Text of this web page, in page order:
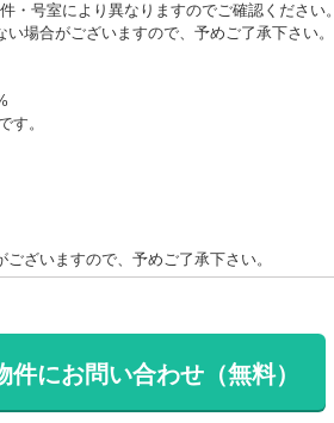
号室により異なりますのでご確認ください。
場合がございますので、予めご了承下さい。
す。
ざいますので、予めご了承下さい。
件にお問い合わせ（無料）